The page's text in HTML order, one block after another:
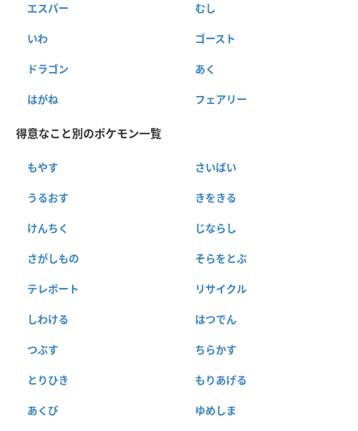
エスパー むし
いわ ゴースト
ドラゴン あく
はがね フェアリー
得意なこと別のポケモン一覧
もやす さいばい
うるおす きをきる
けんちく じならし
さがしもの そらをとぶ
テレポート リサイクル
しわける はつでん
つぶす ちらかす
とりひき もりあげる
あくび ゆめしま